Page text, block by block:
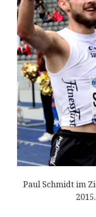
Paul Schmidt im